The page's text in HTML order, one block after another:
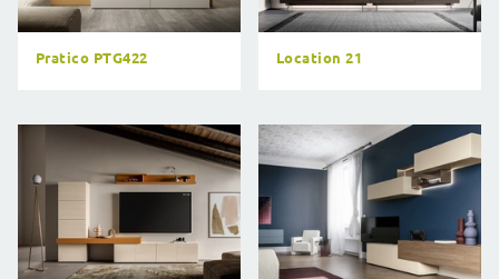
Pratico PTG422 Location 21